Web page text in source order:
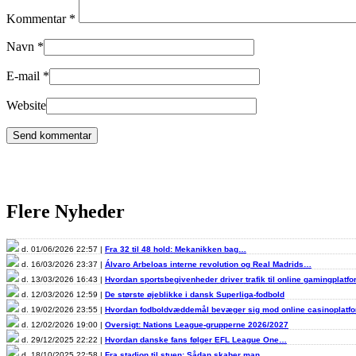
Kommentar *
Navn *
E-mail *
Website
Flere Nyheder
d. 01/06/2026 22:57 | Fra 32 til 48 hold: Mekanikken bag…
d. 16/03/2026 23:37 | Álvaro Arbeloas interne revolution og Real Madrids…
d. 13/03/2026 16:43 | Hvordan sportsbegivenheder driver trafik til online
d. 12/03/2026 12:59 | De største øjeblikke i dansk Superliga-fodbold
d. 19/02/2026 23:55 | Hvordan fodboldvæddemål bevæger sig mod online
d. 12/02/2026 19:00 | Oversigt: Nations League-grupperne 2026/2027
d. 29/12/2025 22:22 | Hvordan danske fans følger EFL League One…